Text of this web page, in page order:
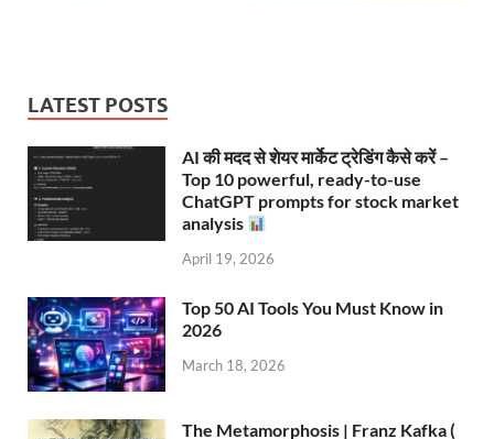
LATEST POSTS
AI की मदद से शेयर मार्केट ट्रेडिंग कैसे करें –
Top 10 powerful, ready-to-use
ChatGPT prompts for stock market
analysis
April 19, 2026
Top 50 AI Tools You Must Know in
2026
March 18, 2026
The Metamorphosis | Franz Kafka (